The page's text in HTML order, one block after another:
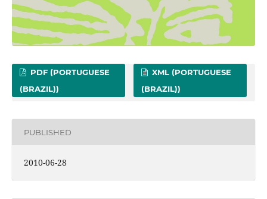
PDF (PORTUGUESE
(BRAZIL))
XML (PORTUGUESE
(BRAZIL))
PUBLISHED
2010-06-28